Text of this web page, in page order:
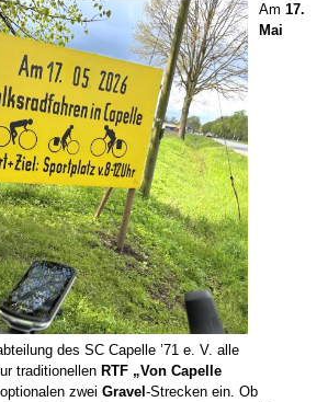
Am 17.
Mai
des SC Capelle ’71 e. V. alle
traditionellen RTF „Von Capelle
zwei Gravel -Strecken ein. Ob